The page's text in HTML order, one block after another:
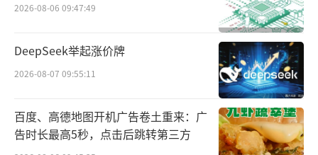
同时，荣盛石化还拥有中金石化、荣盛新
材料（舟山）项目两大炼化板块。前者于2015
年8月投产运行，后者依托浙石化和宁波中金石
值得一提的是，除炼化之外，荣盛石化也
拥有PTA、聚酯两大板块。目前，公司拥有PTA
2026-08-06 09:47:49
DeepSeek举起涨价牌
2026-08-07 09:55:11
百度、高德地图开机广告卷土重来：广
告时长最高5秒，点击后跳转第三方